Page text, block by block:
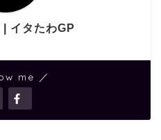
| イタたわGP
me ／